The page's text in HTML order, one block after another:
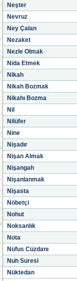
Neşter
Nevruz
Ney Çalan
Nezaket
Nezle Olmak
Nida Etmek
Nikah
Nikah Bozmak
Nikahı Bozma
Nil
Nilüfer
Nine
Nişadır
Nişan Almak
Nişangah
Nişanlanmak
Nişasta
Nöbetçi
Nohut
Noksanlık
Nota
Nüfus Cüzdanı
Nuh Suresi
Nüktedan